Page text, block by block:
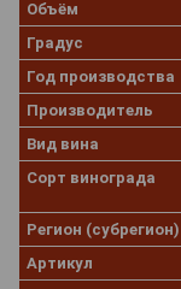
Объём
Градус
Год производства
Производитель
Вид вина
Сорт винограда
Регион (субрегион)
Артикул